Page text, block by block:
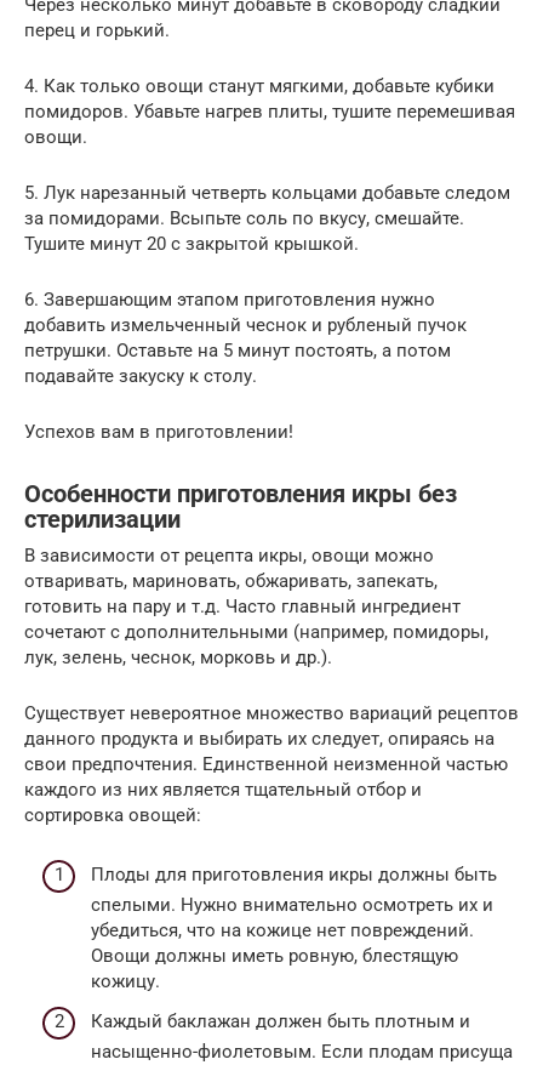
Через несколько минут добавьте в сковороду сладкий
перец и горький.
4. Как только овощи станут мягкими, добавьте кубики
помидоров. Убавьте нагрев плиты, тушите перемешивая
овощи.
5. Лук нарезанный четверть кольцами добавьте следом
за помидорами. Всыпьте соль по вкусу, смешайте.
Тушите минут 20 с закрытой крышкой.
6. Завершающим этапом приготовления нужно
добавить измельченный чеснок и рубленый пучок
петрушки. Оставьте на 5 минут постоять, а потом
подавайте закуску к столу.
Успехов вам в приготовлении!
Особенности приготовления икры без
стерилизации
В зависимости от рецепта икры, овощи можно
отваривать, мариновать, обжаривать, запекать,
готовить на пару и т.д. Часто главный ингредиент
сочетают с дополнительными (например, помидоры,
лук, зелень, чеснок, морковь и др.).
Существует невероятное множество вариаций рецептов
данного продукта и выбирать их следует, опираясь на
свои предпочтения. Единственной неизменной частью
каждого из них является тщательный отбор и
сортировка овощей:
Плоды для приготовления икры должны быть
спелыми. Нужно внимательно осмотреть их и
убедиться, что на кожице нет повреждений.
Овощи должны иметь ровную, блестящую
кожицу.
Каждый баклажан должен быть плотным и
насыщенно-фиолетовым. Если плодам присуща